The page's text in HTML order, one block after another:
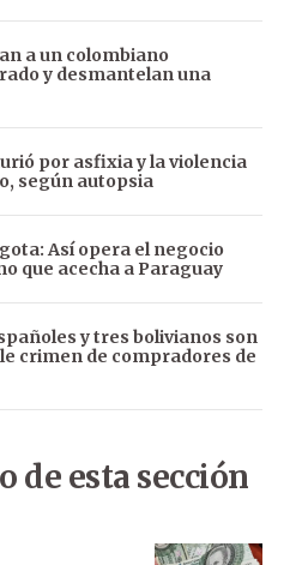
a un colombiano
y desmantelan una
por asfixia y la violencia
según autopsia
Así opera el negocio
que acecha a Paraguay
y tres bolivianos son
crimen de compradores de
de esta sección